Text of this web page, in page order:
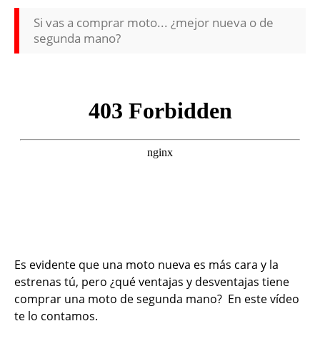
Si vas a comprar moto... ¿mejor nueva o de
segunda mano?
Es evidente que una moto nueva es más cara y la
estrenas tú, pero ¿qué ventajas y desventajas tiene
comprar una moto de segunda mano? En este vídeo
te lo contamos.